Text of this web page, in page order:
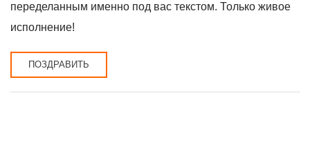
переделанным именно под вас текстом. Только живое
исполнение!
ПОЗДРАВИТЬ